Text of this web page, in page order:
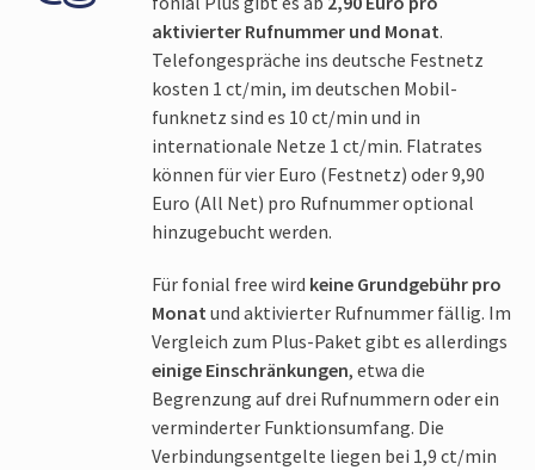
aktivierter Rufnummer und Monat.
Telefon­gespräche ins deutsche Festnetz
kosten 1 ct/min, im deutschen Mobil­
funknetz sind es 10 ct/min und in
internationale Netze 1 ct/min. Flatrates
können für vier Euro (Festnetz) oder 9,90
Euro (All Net) pro Rufnummer optional
hinzugebucht werden.
Für fonial free wird keine Grund­gebühr pro
Monat und aktivierter Rufnummer fällig. Im
Vergleich zum Plus-Paket gibt es allerdings
einige Einschränkungen, etwa die
Begrenzung auf drei Rufnummern oder ein
verminderter Funktions­umfang. Die
Verbindungs­entgelte liegen bei 1,9 ct/min